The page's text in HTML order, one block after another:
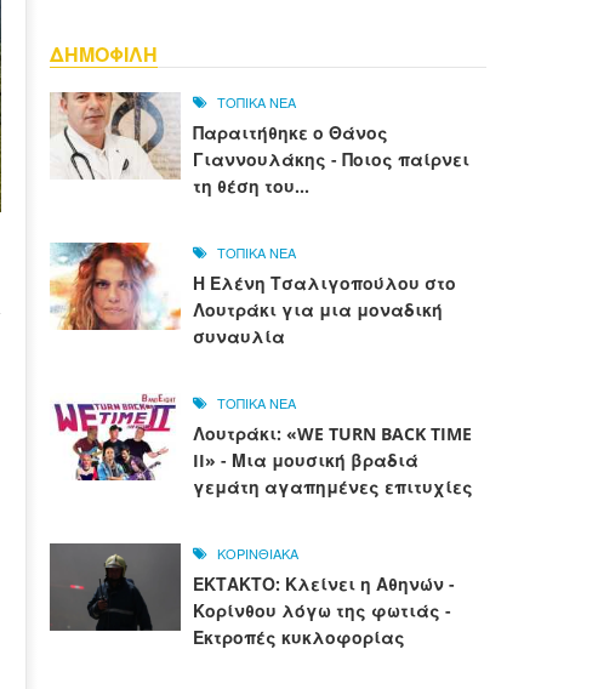
ΔΗΜΟΦΙΛΗ
ΤΟΠΙΚΑ ΝΕΑ
Παραιτήθηκε ο Θάνος
Γιαννουλάκης - Ποιος παίρνει
τη θέση του...
ΤΟΠΙΚΑ ΝΕΑ
Η Ελένη Τσαλιγοπούλου στο
Λουτράκι για μια μοναδική
συναυλία
ΤΟΠΙΚΑ ΝΕΑ
Λουτράκι: «WE TURN BACK TIME
II» - Μια μουσική βραδιά
γεμάτη αγαπημένες επιτυχίες
ΚΟΡΙΝΘΙΑΚΑ
ΕΚΤΑΚΤΟ: Κλείνει η Αθηνών -
Κορίνθου λόγω της φωτιάς -
Εκτροπές κυκλοφορίας